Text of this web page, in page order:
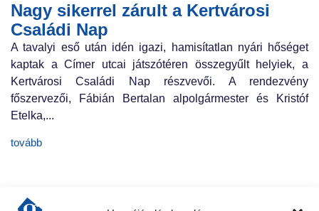
Nagy sikerrel zárult a Kertvárosi
Családi Nap
A tavalyi eső után idén igazi, hamisítatlan nyári hőséget
kaptak a Címer utcai játszótéren összegyűlt helyiek, a
Kertvárosi Családi Nap részvevői. A rendezvény
főszervezői, Fábián Bertalan alpolgármester és Kristóf
Etelka,...
tovább